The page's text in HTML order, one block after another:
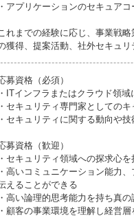
・アプリケーションのセキュア
これまでの経験に応じ、事業戦
獲得、提案活動、社外セキュリ
募資格（必須）
・ITインフラまたはクラウド領
・セキュリティ専門家としてのキ
・セキュリティに関する動向や
募資格（歓迎）
・セキュリティ領域への探求心
・高いコミュニケーション能力
えることができる
・高い論理的思考能力を持ち真
・顧客の事業環境を理解し経営